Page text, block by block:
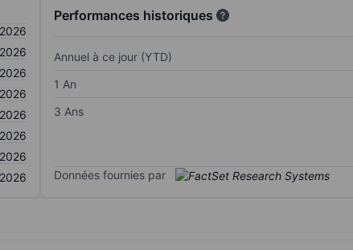
Performances historiques
Annuel à ce jour (YTD)
1 An
3 Ans
Données fournies par